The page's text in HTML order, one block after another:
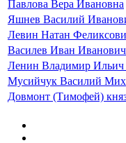
Павлова Вера Ивановна
Яшнев Василий
Левин Натан
Василев Иван
Ленин Владимир Ильич
Мусийчук Василий
Довмонт (Тимофей)